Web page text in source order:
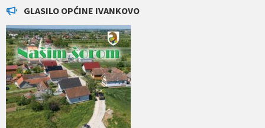
GLASILO OPĆINE IVANKOVO